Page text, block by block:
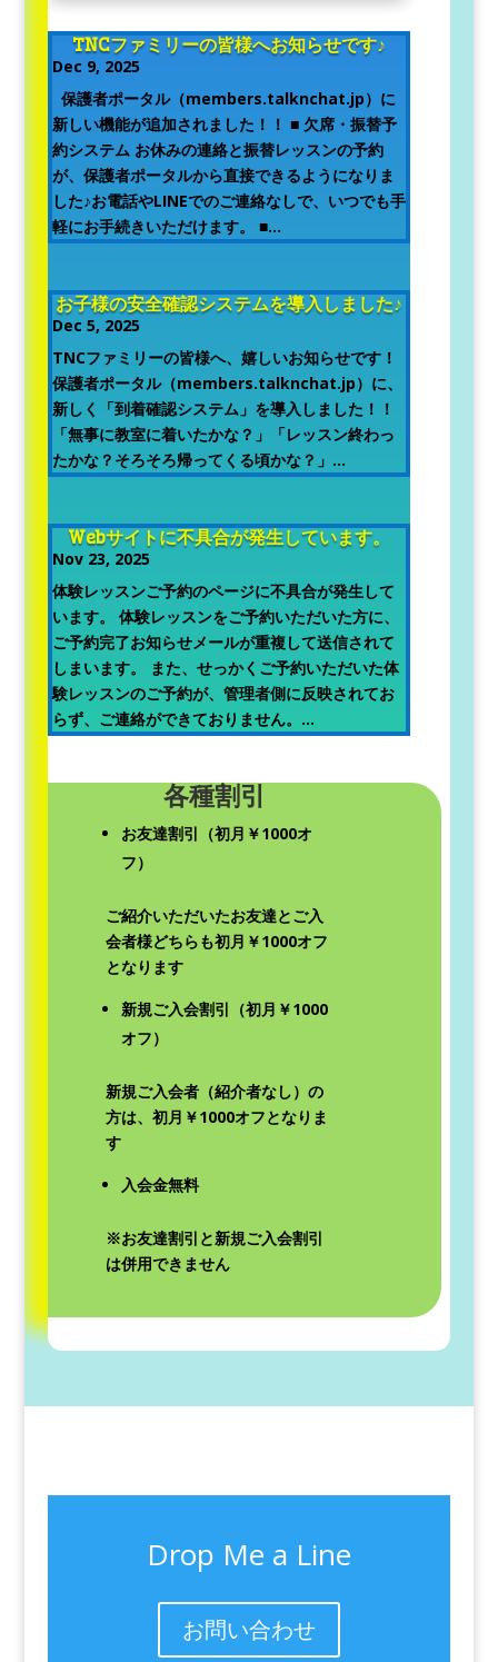
TNCファミリーの皆様へお知らせです♪
Dec 9, 2025
保護者ポータル（members.talknchat.jp）に
新しい機能が追加されました！！ ■ 欠席・振替予
約システム お休みの連絡と振替レッスンの予約
が、保護者ポータルから直接できるようになりま
した♪お電話やLINEでのご連絡なしで、いつでも手
軽にお手続きいただけます。 ■...
お子様の安全確認システムを導入しました♪
Dec 5, 2025
TNCファミリーの皆様へ、嬉しいお知らせです！
保護者ポータル（members.talknchat.jp）に、
新しく「到着確認システム」を導入しました！！
「無事に教室に着いたかな？」「レッスン終わっ
たかな？そろそろ帰ってくる頃かな？」...
Webサイトに不具合が発生しています。
Nov 23, 2025
体験レッスンご予約のページに不具合が発生して
います。 体験レッスンをご予約いただいた方に、
ご予約完了お知らせメールが重複して送信されて
しまいます。 また、せっかくご予約いただいた体
験レッスンのご予約が、管理者側に反映されてお
らず、ご連絡ができておりません。...
各種割引
お友達割引（初月￥1000オ
フ）
ご紹介いただいたお友達とご入
会者様どちらも初月￥1000オフ
となります
新規ご入会割引（初月￥1000
オフ）
新規ご入会者（紹介者なし）の
方は、初月￥1000オフとなりま
す
入会金無料
※お友達割引と新規ご入会割引
は併用できません
Drop Me a Line
お問い合わせ